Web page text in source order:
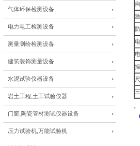
气体环保检测设备
电力电工检测设备
测量测绘检测设备
建筑装饰测量设备
水泥试验仪器设备
岩土工程,土工试验仪器
门窗,陶瓷管材测试仪器设备
压力试验机,万能试验机